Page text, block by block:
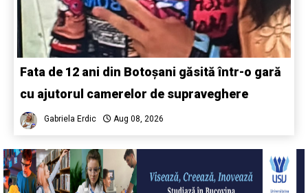
Fata de 12 ani din Botoșani găsită într-o gară
cu ajutorul camerelor de supraveghere
Gabriela Erdic Aug 08, 2026